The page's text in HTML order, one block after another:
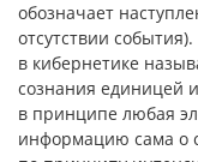
обозначает
отсутствии
в кибернетике
сознания единицей
в принципе любая
информацию сама о